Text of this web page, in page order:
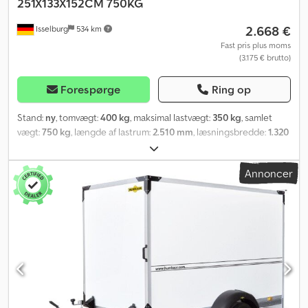
Isselburg 534 km 2.668 €
Fast pris plus moms
(3.175 € brutto)
Forespørge Ring op
Stand: ny, tomvægt:400 kg, maksimal lastvægt: 350 kg, samlet
vægt:750 kg , længde af lastrum: 2.510 mm , læsningsbredde:1.320
, lastepladsvolumen:
hvid, bygningshøjde:2.080 mm, arbejdsbredde:1.760 mm,
Hydraulik, automatisk bakgear, varmgalvanisering, uden bremser,
opkørselsrampe, plywood-opbygning 15mm tag/vægge, 6
surringsringe, * STRAKS TILGÆNGELIG * med opkørselsrampe,
Tilgængelighed: STRAKS! - Tilladt totalvægt: 750 kg - Egenvægt:
400 kg - Nyttelast: 350 kg - Indvendige mål: 251 x 132 x 152 cm (L x B
x H) - Udvendige mål: 375 x 176 x 208 cm (L x B x H) -
Læsselkantshøjde: 50 cm - Dæk: 145/80 R13 stålfælge - Bremse: nej
- Støttehjul: ja - 100 km/t godkendelse: inklusiv! - inkl.
Annoncer